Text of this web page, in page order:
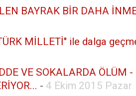
BAYRAK BİR DAHA
MİLLETİ" ile dalga
VE SOKALARDA ÖLÜM
- 4 Ekim 2015 Pazar